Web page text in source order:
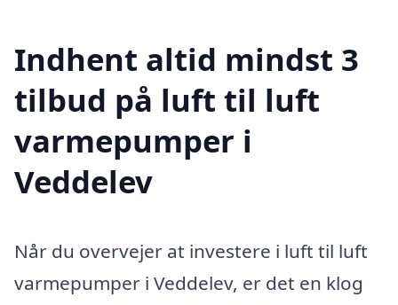
Indhent altid mindst 3
tilbud på luft til luft
varmepumper i
Veddelev
Når du overvejer at investere i luft til luft
varmepumper i Veddelev, er det en klog